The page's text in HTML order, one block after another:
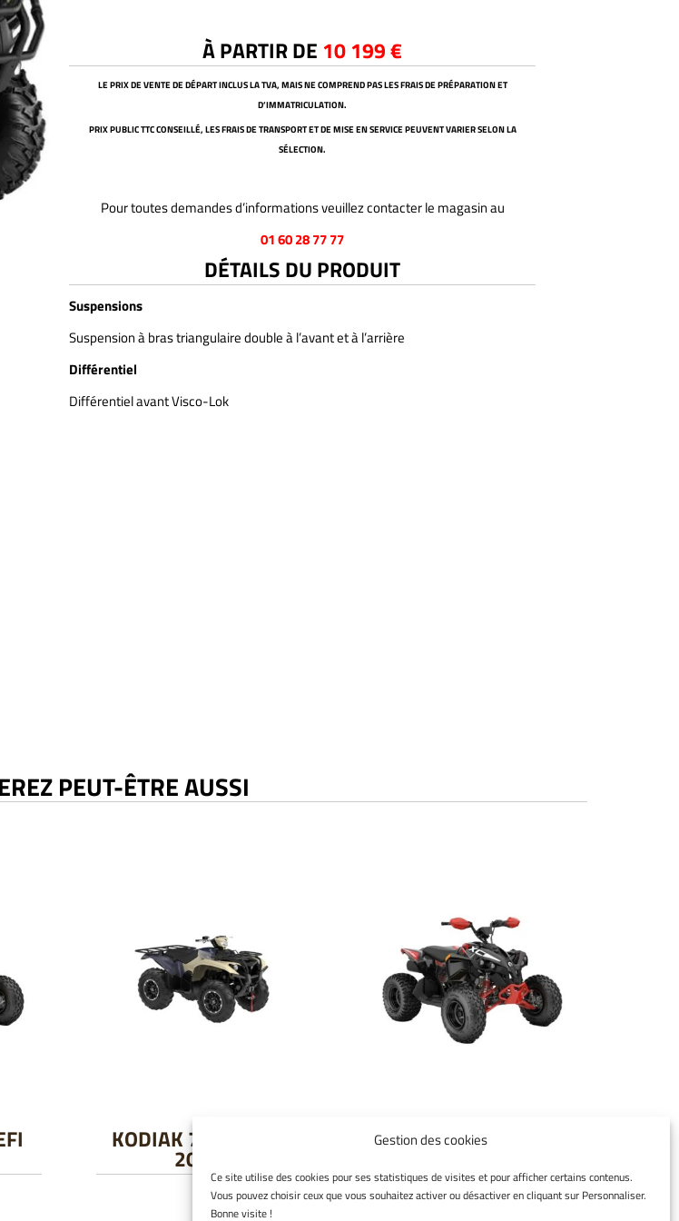
Gestion des cookies
Ce site utilise des cookies pour ses statistiques de visites et pour afficher certains contenus.
Vous pouvez choisir ceux que vous souhaitez activer ou désactiver en cliquant sur Personnaliser.
Bonne visite !
À PARTIR DE 10 199 €
LE PRIX DE VENTE DE DÉPART INCLUS LA TVA, MAIS NE COMPREND PAS LES FRAIS DE PRÉPARATION ET
D’IMMATRICULATION.
PRIX PUBLIC TTC CONSEILLÉ, LES FRAIS DE TRANSPORT ET DE MISE EN SERVICE PEUVENT VARIER SELON LA
SÉLECTION.
Pour toutes demandes d’informations veuillez contacter le magasin au
01 60 28 77 77
DÉTAILS DU PRODUIT
Suspensions
Suspension à bras triangulaire double à l’avant et à l’arrière
Différentiel
Différentiel avant Visco-Lok
PEUT-ÊTRE AUSSI
KODIAK 700 EPS SE
2024-
RENEGADE X XC 110